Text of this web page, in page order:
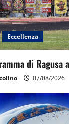
Eccellenza
di Ragusa
07/08/2026